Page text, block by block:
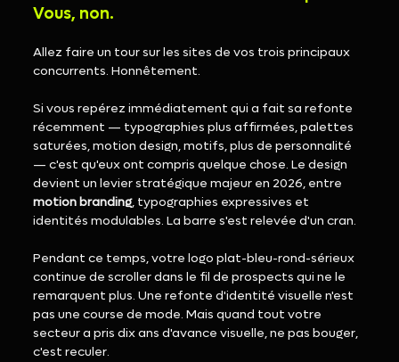
Vous, non.
Allez faire un tour sur les sites de vos trois principaux
concurrents. Honnêtement.
Si vous repérez immédiatement qui a fait sa refonte
récemment — typographies plus affirmées, palettes
saturées, motion design, motifs, plus de personnalité
— c'est qu'eux ont compris quelque chose. Le design
devient un levier stratégique majeur en 2026, entre
motion branding, typographies expressives et
identités modulables. La barre s'est relevée d'un cran.
Pendant ce temps, votre logo plat-bleu-rond-sérieux
continue de scroller dans le fil de prospects qui ne le
remarquent plus. Une refonte d'identité visuelle n'est
pas une course de mode. Mais quand tout votre
secteur a pris dix ans d'avance visuelle, ne pas bouger,
c'est reculer.